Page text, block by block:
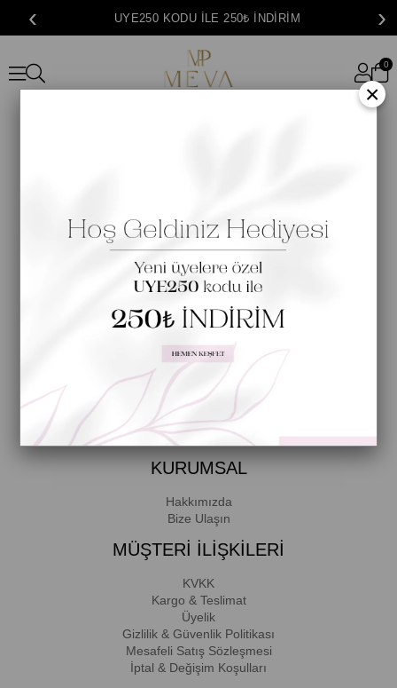
‹ UYE250 KODU İLE 250₺ İNDİRİM ›
0
En Yeni Koleksiyonları, Kampanyaları ve Özel İndirimler Hakkında Bilgi
Almak İçin E - Bültene Kayıt Olun
Üyelik koşullarını vekişisel verileriminkorunmasını kabul ediyorum.
KURUMSAL
Hakkımızda
Bize Ulaşın
MÜŞTERİ İLİŞKİLERİ
KVKK
Kargo & Teslimat
Üyelik
Gizlilik & Güvenlik Politikası
Mesafeli Satış Sözleşmesi
İptal & Değişim Koşulları
×